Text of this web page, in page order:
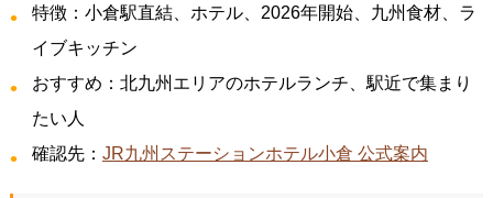
特徴：小倉駅直結、ホテル、2026年開始、九州食材、ラ
イブキッチン
おすすめ：北九州エリアのホテルランチ、駅近で集まり
たい人
確認先： JR九州ステーションホテル小倉 公式案内